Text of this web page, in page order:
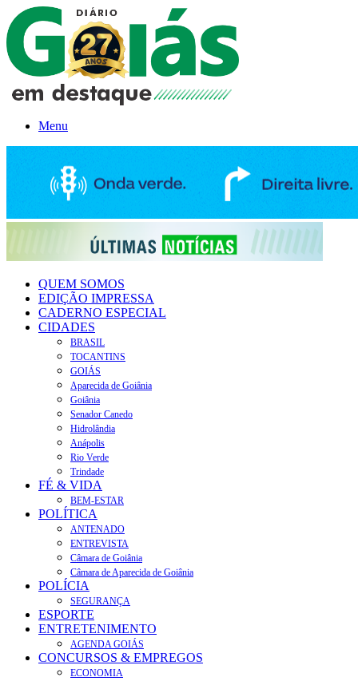
Menu
QUEM SOMOS
EDIÇÃO IMPRESSA
CADERNO ESPECIAL
CIDADES
BRASIL
TOCANTINS
GOIÁS
Aparecida de Goiânia
Goiânia
Senador Canedo
Hidrolândia
Anápolis
Rio Verde
Trindade
FÉ & VIDA
BEM-ESTAR
POLÍTICA
ANTENADO
ENTREVISTA
Câmara de Goiânia
Câmara de Aparecida de Goiânia
POLÍCIA
SEGURANÇA
ESPORTE
ENTRETENIMENTO
AGENDA GOIÁS
CONCURSOS & EMPREGOS
ECONOMIA